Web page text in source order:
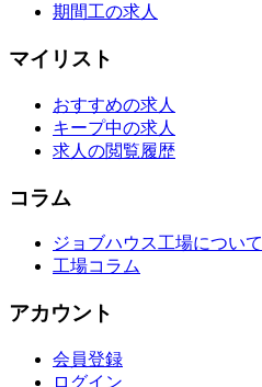
期間工の求人
マイリスト
おすすめの求人
キープ中の求人
求人の閲覧履歴
コラム
ジョブハウス工場について
工場コラム
アカウント
会員登録
ログイン